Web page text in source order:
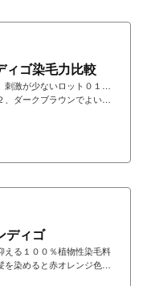
ィゴ染毛力比較
刺激が少ないロット０１…
ダークブラウンでよい人
をしました。染まりは、
ディゴ
える１００％植物性染毛料
染めると赤オレンジ色に